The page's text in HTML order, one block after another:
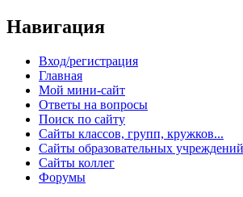
Навигация
Вход/регистрация
Главная
Мой мини-сайт
Ответы на вопросы
Поиск по сайту
Сайты классов, групп, кружков...
Сайты образовательных учреждений
Сайты коллег
Форумы